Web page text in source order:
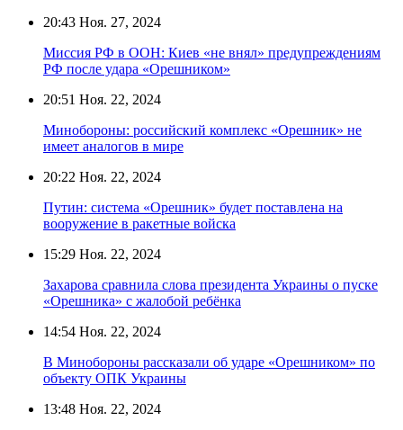
20:43 Ноя. 27, 2024
Миссия РФ в ООН: Киев «не внял» предупреждениям
РФ после удара «Орешником»
20:51 Ноя. 22, 2024
Минобороны: российский комплекс «Орешник» не
имеет аналогов в мире
20:22 Ноя. 22, 2024
Путин: система «Орешник» будет поставлена на
вооружение в ракетные войска
15:29 Ноя. 22, 2024
Захарова сравнила слова президента Украины о пуске
«Орешника» с жалобой ребёнка
14:54 Ноя. 22, 2024
В Минобороны рассказали об ударе «Орешником» по
объекту ОПК Украины
13:48 Ноя. 22, 2024